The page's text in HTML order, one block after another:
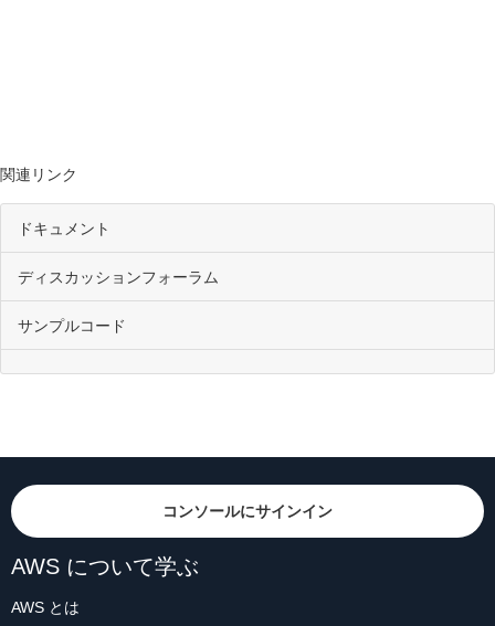
関連リンク
ドキュメント
ディスカッションフォーラム
サンプルコード
コンソールにサインイン
AWS について学ぶ
AWS とは